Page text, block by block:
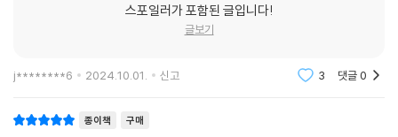
스포일러가 포함된 글입니다!
글보기
j********6 2024.10.01. 신고 3 댓글0
종이책 구매